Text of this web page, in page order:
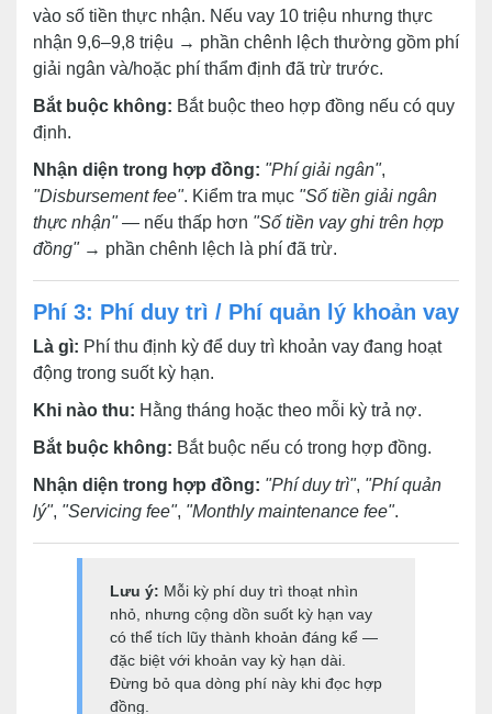
vào số tiền thực nhận. Nếu vay 10 triệu nhưng thực
nhận 9,6–9,8 triệu → phần chênh lệch thường gồm phí
giải ngân và/hoặc phí thẩm định đã trừ trước.
Bắt buộc không: Bắt buộc theo hợp đồng nếu có quy
định.
Nhận diện trong hợp đồng: "Phí giải ngân",
"Disbursement fee". Kiểm tra mục "Số tiền giải ngân
thực nhận"— nếu thấp hơn "Số tiền vay ghi trên hợp
đồng"→ phần chênh lệch là phí đã trừ.
Phí 3: Phí duy trì / Phí quản lý khoản vay
Là gì: Phí thu định kỳ để duy trì khoản vay đang hoạt
động trong suốt kỳ hạn.
Khi nào thu: Hằng tháng hoặc theo mỗi kỳ trả nợ.
Bắt buộc không: Bắt buộc nếu có trong hợp đồng.
Nhận diện trong hợp đồng: "Phí duy trì", "Phí quản
lý", "Servicing fee", "Monthly maintenance fee".
Lưu ý: Mỗi kỳ phí duy trì thoạt nhìn
nhỏ, nhưng cộng dồn suốt kỳ hạn vay
có thể tích lũy thành khoản đáng kể —
đặc biệt với khoản vay kỳ hạn dài.
Đừng bỏ qua dòng phí này khi đọc hợp
đồng.